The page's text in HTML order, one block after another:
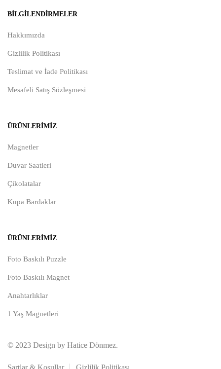
BILGILENDIRMELER
Hakkımızda
Gizlilik Politikası
Teslimat ve İade Politikası
Mesafeli Satış Sözleşmesi
ÜRÜNLERIMIZ
Magnetler
Duvar Saatleri
Çikolatalar
Kupa Bardaklar
ÜRÜNLERIMIZ
Foto Baskılı Puzzle
Foto Baskılı Magnet
Anahtarlıklar
1 Yaş Magnetleri
© 2023 Design by Hatice Dönmez.
Şartlar & Koşullar Gizlilik Politikası